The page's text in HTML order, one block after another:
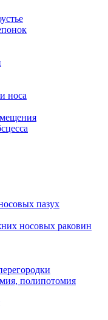
носа
пазух
носовых раковин
полипотомия